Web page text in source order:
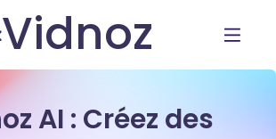
Vidnoz
AI : Créez des